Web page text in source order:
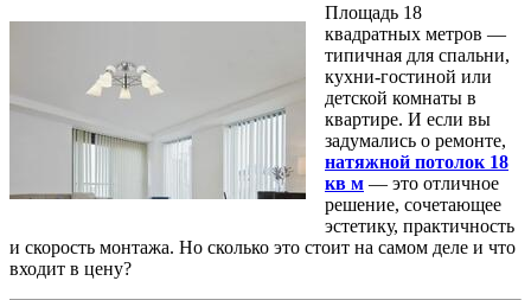
Площадь 18
квадратных метров —
типичная для спальни,
кухни-гостиной или
детской комнаты в
квартире. И если вы
задумались о ремонте,
натяжной потолок 18
кв м — это отличное
решение, сочетающее
эстетику, практичность
и скорость монтажа. Но сколько это стоит на самом деле и что
входит в цену?